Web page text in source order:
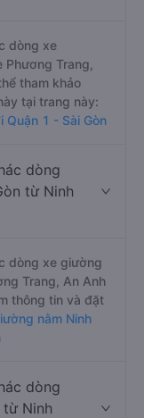
dòng xe
Trang,
tham khảo
tại trang này:
Quận 1 - Sài Gòn
dòng
từ Ninh
dòng xe giường
Trang, An Anh
thông tin và đặt
nằm Ninh
dòng
Ninh